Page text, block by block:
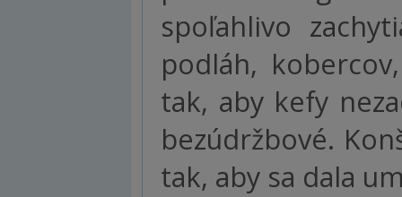
spoľahlivo
podláh,
tak, aby kefy
bezúdržbové.
tak, aby sa dala